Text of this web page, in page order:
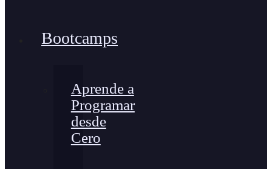
Bootcamps
Aprende a
Programar
desde
Cero